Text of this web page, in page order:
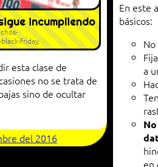
incumpliendo
friday
esta clase de
no se trata de
sino de ocultar
del 2016
En este
básicos:
a
en